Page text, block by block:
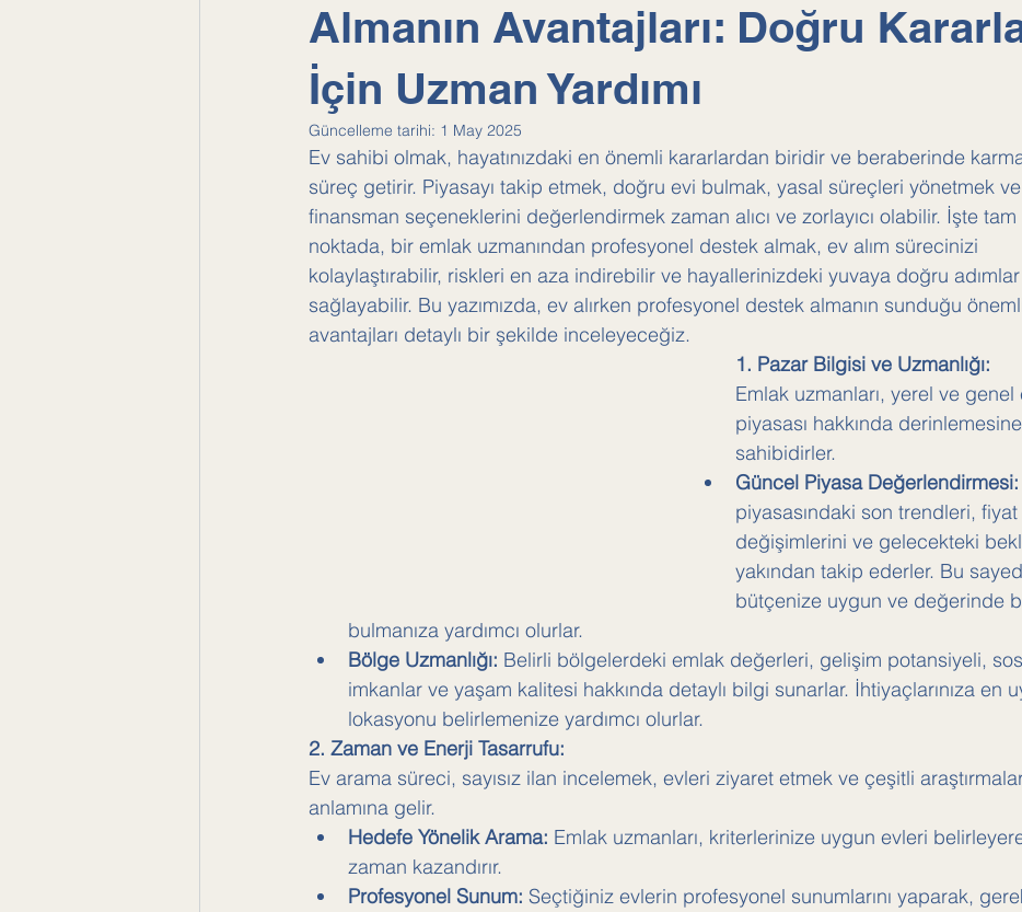
Almanın Avantajları: Doğru
İçin Uzman Yardımı
Güncelleme tarihi: 1 May 2025
Ev sahibi olmak, hayatınızdaki en önemli kararlardan biridir ve beraberinde
süreç getirir. Piyasayı takip etmek, doğru evi bulmak, yasal süreçleri yönetmek
finansman seçeneklerini değerlendirmek zaman alıcı ve zorlayıcı olabilir. İşte
noktada, bir emlak uzmanından profesyonel destek almak, ev alım sürecinizi
kolaylaştırabilir, riskleri en aza indirebilir ve hayallerinizdeki yuvaya doğru adımlar
sağlayabilir. Bu yazımızda, ev alırken profesyonel destek almanın sunduğu
avantajları detaylı bir şekilde inceleyeceğiz.
1. Pazar Bilgisi ve Uzmanlığı:
Emlak uzmanları, yerel ve genel
piyasası hakkında
sahibidirler.
Güncel Piyasa Değerlendirmesi:
piyasasındaki son trendleri, fiyat
değişimlerini ve gelecekteki
yakından takip ederler. Bu
bütçenize uygun ve değerinde
bulmanıza yardımcı olurlar.
Bölge Uzmanlığı: Belirli bölgelerdeki emlak değerleri, gelişim potansiyeli,
imkanlar ve yaşam kalitesi hakkında detaylı bilgi sunarlar. İhtiyaçlarınıza en
lokasyonu belirlemenize yardımcı olurlar.
2. Zaman ve Enerji Tasarrufu:
Ev arama süreci, sayısız ilan incelemek, evleri ziyaret etmek ve çeşitli
anlamına gelir.
Hedefe Yönelik Arama: Emlak uzmanları, kriterlerinize uygun evleri
zaman kazandırır.
Profesyonel Sunum: Seçtiğiniz evlerin profesyonel sunumlarını yaparak,